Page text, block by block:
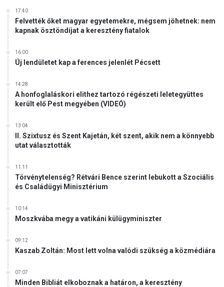
17:40
Felvették őket magyar egyetemekre, mégsem jöhetnek: nem
kapnak ösztöndíjat a keresztény fiatalok
16:00
Új lendületet kap a ferences jelenlét Pécsett
14:28
A honfoglaláskori elithez tartozó régészeti leletegyüttes
került elő Pest megyében (VIDEÓ)
13:04
II. Szixtusz és Szent Kajetán, két szent, akik nem a könnyebb
utat választották
11:11
Törvénytelenség? Rétvári Bence szerint lebukott a Szociális
és Családügyi Minisztérium
10:14
Moszkvába megy a vatikáni külügyminiszter
09:12
Kaszab Zoltán: Most lett volna valódi szükség a közmédiára
07:07
Minden Bibliát elkoboznak a határon, a keresztény